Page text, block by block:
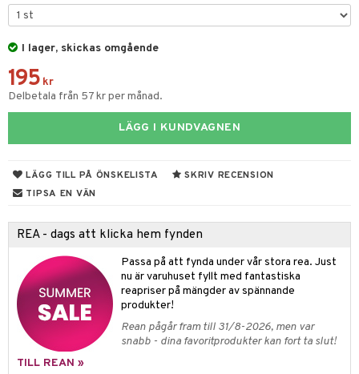
I lager, skickas omgående
195 kr
Delbetala från 57 kr per månad.
LÄGG I KUNDVAGNEN
LÄGG TILL PÅ ÖNSKELISTA
SKRIV RECENSION
TIPSA EN VÄN
REA - dags att klicka hem fynden
Passa på att fynda under vår stora rea. Just
nu är varuhuset fyllt med fantastiska
reapriser på mängder av spännande
produkter!
Rean pågår fram till 31/8-2026, men var
snabb - dina favoritprodukter kan fort ta slut!
TILL REAN »
& Strumpor
leksaker
Klossar
Builder
Pet Shop
- Hästar
Wild Life
Pets
Born
Prinsessor
Dollhouse
Friends
Stockholm
Hoppetossa
Villa Villerkulla
& Gungdjur
Åberg
Bluey
& Köksredskap
bitar